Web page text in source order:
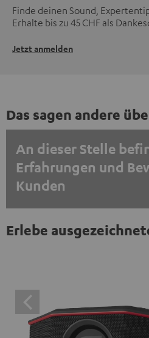
Finde deinen Sound,
Erhalte bis zu 45 CHF als
Jetzt anmelden
Das sagen andere
An dieser Stelle
Erfahrungen und
Kunden
EINMALIG
werden. Mit dem Anklicken
dass externe Inhalte angezeigt
Erlebe